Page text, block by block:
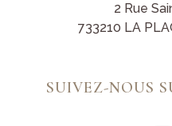
2 Rue
733210 LA
SUIVEZ-NOUS